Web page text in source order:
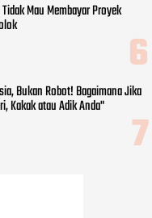
Mau Membayar Proyek
Bukan Robot! Bagaimana Jika
Kakak atau Adik Anda"